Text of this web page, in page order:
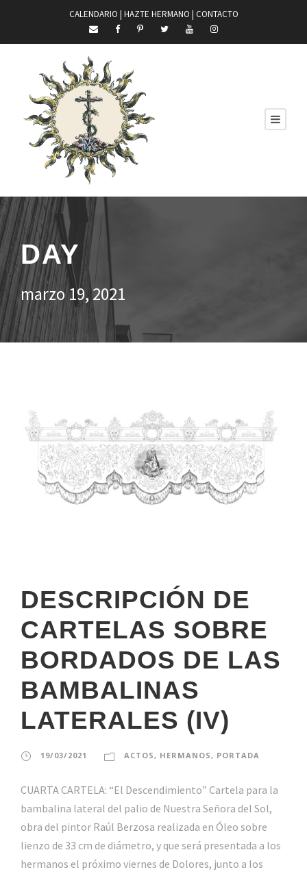
CALENDARIO | HAZTE HERMANO | CONTACTO
DAY
marzo 19, 2021
DESCRIPCIÓN DE
CARTELAS SOBRE
BORDADOS DE LAS
BAMBALINAS
LATERALES (IV)
19/03/2021 ACTOS , HERMANOS , PORTADA
CUARTA CARTELA: “El Descendimiento” Cartela para la
bambalina lateral del palio de Nuestra Señora del Sol,
obra del pintor Raúl Berzosa realizada en Óleo sobre
lienzo de 33 cm de diámetro, y que será presentada a los
hermanos el próximo viernes de Dolores, junto a los